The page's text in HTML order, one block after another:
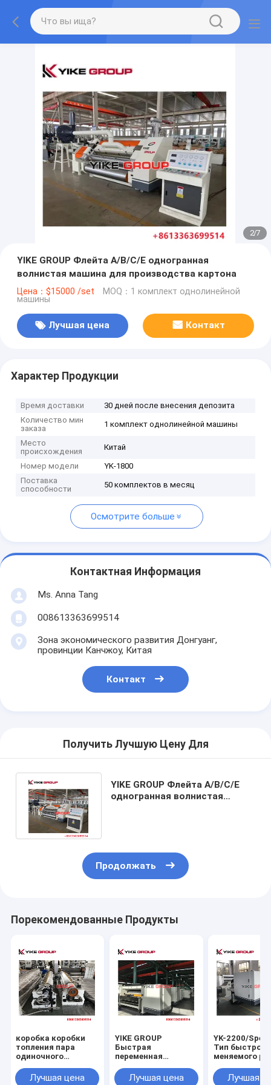
2/7
YIKE GROUP Флейта A/B/C/E одногранная
волнистая машина для производства картона
Цена：$15000 /set MOQ：1 комплект однолинейной
машины
Лучшая цена Контакт
Характер Продукции
Время доставки
30 дней после внесения депозита
Количество мин
заказа
1 комплект однолинейной машины
Место
происхождения
Китай
Номер модели
YK-1800
Поставка
способности
50 комплектов в месяц
Осмотрите больше
Контактная Информация
Ms. Anna Tang
008613363699514
Зона экономического развития Донгуанг,
провинции Канчжоу, Китая
Контакт
Получить Лучшую Цену Для
YIKE GROUP Флейта A/B/C/E
одногранная волнистая
Продолжать
Порекомендованные Продукты
коробка коробки
топления пара
одиночного
кассеты 360E делая
Лучшая цена
YIKE GROUP
Быстрая
переменная
типа 150 м/мин с
Лучшая цена
YK-2200/
Тип быстро
меняемого
Лучшая